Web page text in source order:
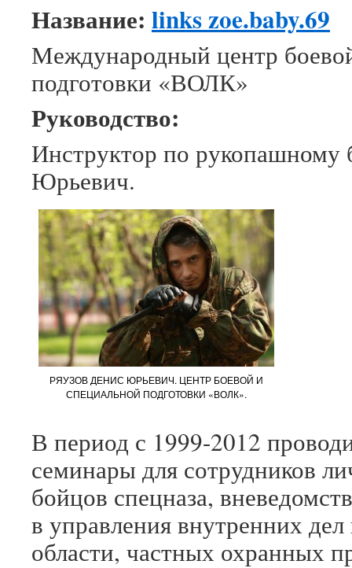
Название: links zoe.baby.69
Международный центр
подготовки «ВОЛК»
Руководство:
Инструктор по
Юрьевич.
РЯУЗОВ ДЕНИС ЮРЬЕВИЧ. ЦЕНТР БОЕВОЙ И
СПЕЦИАЛЬНОЙ ПОДГОТОВКИ «ВОЛК».
В период с 1999-2012
семинары для сотрудников
бойцов спецназа,
в управления­ внутренних­
области, частных охранных